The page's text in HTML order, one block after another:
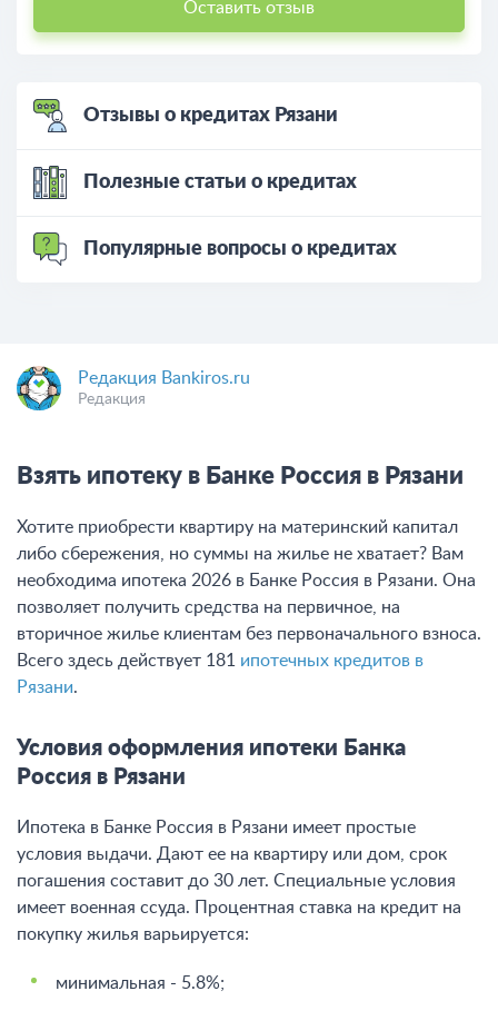
Оставить отзыв
Отзывы о кредитах Рязани
Полезные статьи о кредитах
Популярные вопросы о кредитах
Редакция Bankiros.ru
Редакция
Взять ипотеку в Банке Россия в Рязани
Хотите приобрести квартиру на материнский капитал
либо сбережения, но суммы на жилье не хватает? Вам
необходима ипотека 2026 в Банке Россия в Рязани. Она
позволяет получить средства на первичное, на
вторичное жилье клиентам без первоначального взноса.
Всего здесь действует 181 ипотечных кредитов в
Рязани.
Условия оформления ипотеки Банка
Россия в Рязани
Ипотека в Банке Россия в Рязани имеет простые
условия выдачи. Дают ее на квартиру или дом, срок
погашения составит до 30 лет. Специальные условия
имеет военная ссуда. Процентная ставка на кредит на
покупку жилья варьируется:
минимальная - 5.8%;